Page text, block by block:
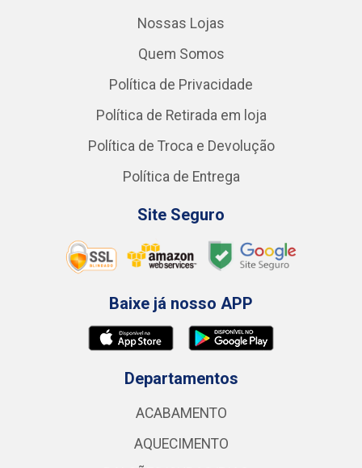
Nossas Lojas
Quem Somos
Política de Privacidade
Política de Retirada em loja
Política de Troca e Devolução
Política de Entrega
Site Seguro
Baixe já nosso APP
Departamentos
ACABAMENTO
AQUECIMENTO